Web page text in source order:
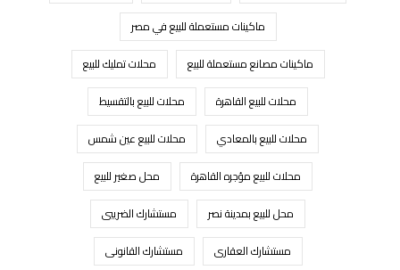
ماكينات مستعملة للبيع في مصر
ماكينات مصانع مستعملة للبيع
محلات تمليك للبيع
محلات للبيع القاهرة
محلات للبيع بالتقسيط
محلات للبيع بالمعادي
محلات للبيع عين شمس
محلات للبيع مؤجره القاهرة
محل صغير للبيع
محل للبيع بمدينة نصر
مستشارك الضريبى
مستشارك العقارى
مستشارك القانونى